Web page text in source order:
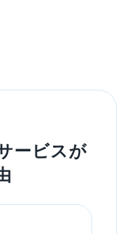
ービスが